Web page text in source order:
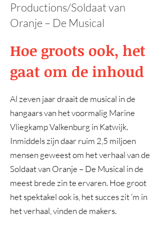
Productions/Soldaat van
Oranje – De Musical
Hoe groots ook, het
gaat om de inhoud
Al zeven jaar draait de musical in de
hangaars van het voormalig Marine
Vliegkamp Valkenburg in Katwijk.
Inmiddels zijn daar ruim 2,5 miljoen
mensen geweest om het verhaal van de
Soldaat van Oranje – De Musical in de
meest brede zin te ervaren. Hoe groot
het spektakel ook is, het succes zit ‘m in
het verhaal, vinden de makers.